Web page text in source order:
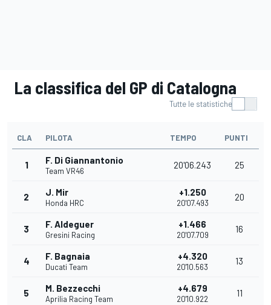
La classifica del GP di Catalogna
Tutte le statistiche
CLA PILOTA TEMPO PUNTI
1 F. Di Giannantonio
Team VR46
20'06.243 25
2 J. Mir
Honda HRC
+1.250
20'07.493
20
3 F. Aldeguer
Gresini Racing
+1.466
20'07.709
16
4 F. Bagnaia
Ducati Team
+4.320
20'10.563
13
5 M. Bezzecchi
Aprilia Racing Team
+4.679
20'10.922
11